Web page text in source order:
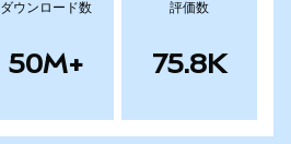
ダウンロード数
50M+
評価数
75.8K